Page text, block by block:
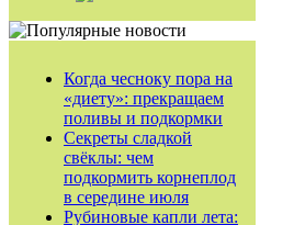
Когда чесноку пора на
«диету»: прекращаем
поливы и подкормки
Секреты сладкой
свёклы: чем
подкормить корнеплод
в середине июля
Рубиновые капли лета: